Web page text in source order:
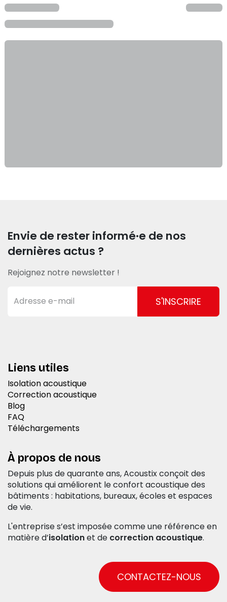
Envie de rester informé·e de nos
dernières actus ?
Rejoignez notre newsletter !
S'INSCRIRE
Liens utiles
Isolation acoustique
Correction acoustique
Blog
FAQ
Téléchargements
À propos de nous
Depuis plus de quarante ans, Acoustix conçoit des
solutions qui améliorent le confort acoustique des
bâtiments : habitations, bureaux, écoles et espaces
de vie.
L'entreprise s’est imposée comme une référence en
matière d’isolationet de correction acoustique.
CONTACTEZ-NOUS